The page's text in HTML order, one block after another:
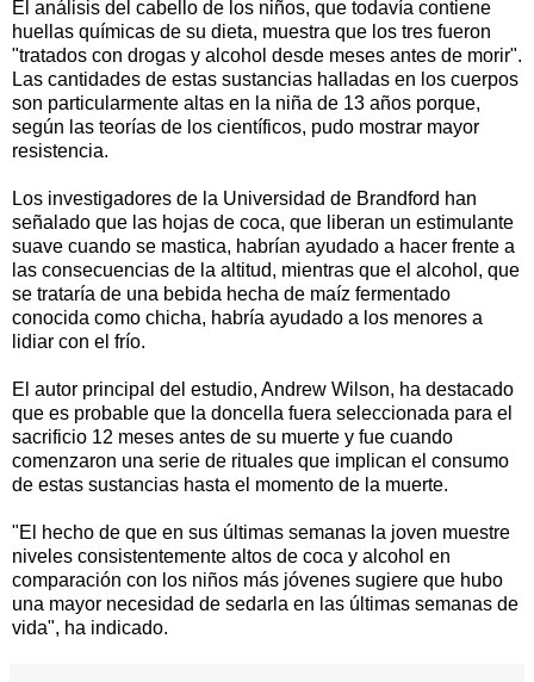
El análisis del cabello de los niños, que todavía contiene
huellas químicas de su dieta, muestra que los tres fueron
"tratados con drogas y alcohol desde meses antes de morir".
Las cantidades de estas sustancias halladas en los cuerpos
son particularmente altas en la niña de 13 años porque,
según las teorías de los científicos, pudo mostrar mayor
resistencia.
Los investigadores de la Universidad de Brandford han
señalado que las hojas de coca, que liberan un estimulante
suave cuando se mastica, habrían ayudado a hacer frente a
las consecuencias de la altitud, mientras que el alcohol, que
se trataría de una bebida hecha de maíz fermentado
conocida como chicha, habría ayudado a los menores a
lidiar con el frío.
El autor principal del estudio, Andrew Wilson, ha destacado
que es probable que la doncella fuera seleccionada para el
sacrificio 12 meses antes de su muerte y fue cuando
comenzaron una serie de rituales que implican el consumo
de estas sustancias hasta el momento de la muerte.
"El hecho de que en sus últimas semanas la joven muestre
niveles consistentemente altos de coca y alcohol en
comparación con los niños más jóvenes sugiere que hubo
una mayor necesidad de sedarla en las últimas semanas de
vida", ha indicado.